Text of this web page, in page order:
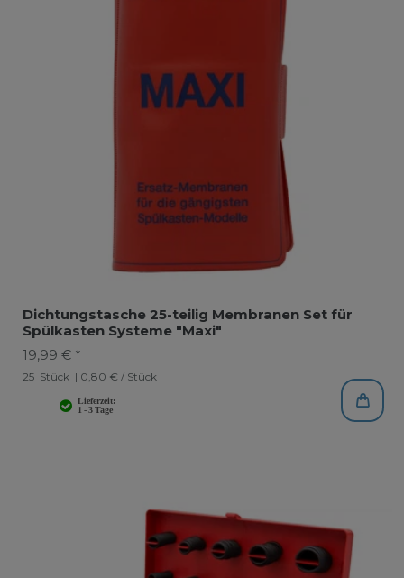
Dichtungstasche 25-teilig Membranen Set für
Spülkasten Systeme "Maxi"
19,99 € *
25 Stück | 0,80 € / Stück